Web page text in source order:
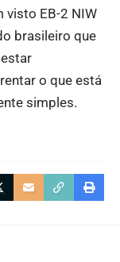
visto EB-2 NIW
brasileiro que
o que está
simples.